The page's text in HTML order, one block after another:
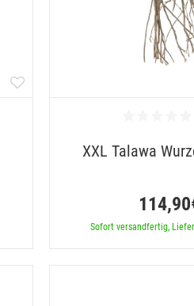
XXL Talawa
Sofort versandfertig,